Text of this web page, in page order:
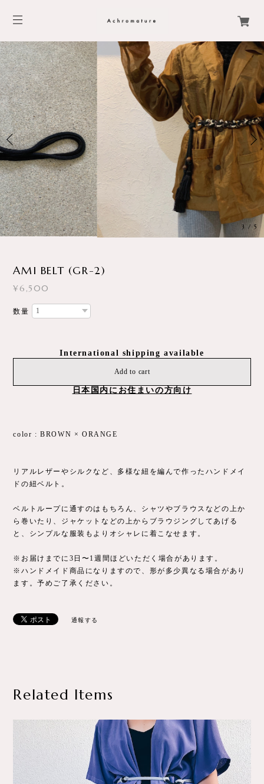
3 /5
AMI BELT (GR-2)
¥6,500
数量
International shipping available
Add to cart
日本国内にお住まいの方向け
color : BROWN × ORANGE
リアルレザーやシルクなど、多様な紐を編んで作ったハンドメイ
ドの紐ベルト。
ベルトループに通すのはもちろん、シャツやブラウスなどの上か
ら巻いたり、ジャケットなどの上からブラウジングしてあげる
と、シンプルな服装もよりオシャレに着こなせます。
※お届けまでに3日〜1週間ほどいただく場合があります。
※ハンドメイド商品になりますので、形が多少異なる場合があり
ます。予めご了承ください。
通報する
Related Items